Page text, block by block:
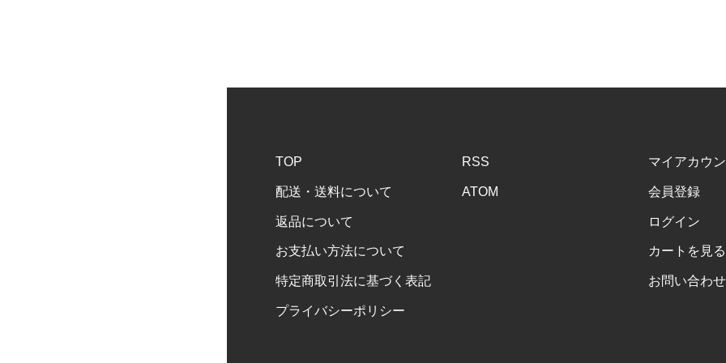
TOP
配送・送料について
返品について
お支払い方法について
特定商取引法に基づく表記
プライバシーポリシー
RSS
ATOM
マイアカウ
会員登録
ログイン
カートを見る
お問い合わせ